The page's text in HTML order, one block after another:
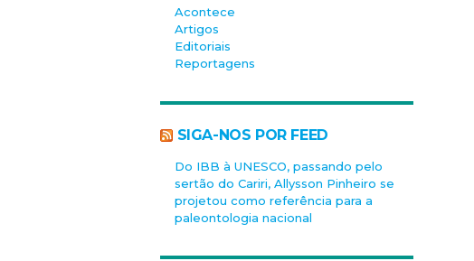
Acontece
Artigos
Editoriais
Reportagens
SIGA-NOS POR FEED
Do IBB à UNESCO, passando pelo
sertão do Cariri, Allysson Pinheiro se
projetou como referência para a
paleontologia nacional